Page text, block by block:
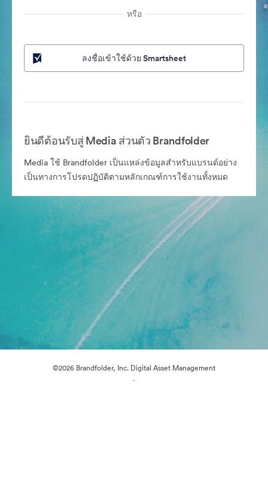
หรือ
ลงชื่อเข้าใช้ด้วย Smartsheet
ยินดีต้อนรับสู่ Media ส่วนตัว Brandfolder
Media ใช้ Brandfolder เป็นแหล่งข้อมูลสำหรับแบรนด์อย่าง
เป็นทางการโปรดปฏิบัติตามหลักเกณฑ์การใช้งานทั้งหมด
©2026 Brandfolder, Inc. Digital Asset Management
·